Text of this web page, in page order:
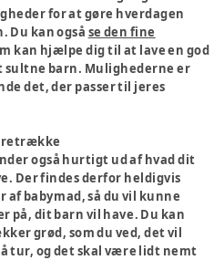
for at gøre hverdagen
Du kan også se den fine
kan hjælpe dig til at lave en god
sultne barn. Mulighederne er
det, der passer til jeres
også hurtigt ud af hvad dit
Der findes derfor heldigvis
babymad, så du vil kunne
på, dit barn vil have. Du kan
grød, som du ved, det vil
tur, og det skal være lidt nemt